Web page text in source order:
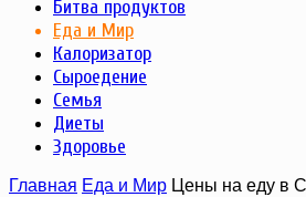
Битва продуктов
Еда и Мир
Калоризатор
Сыроедение
Семья
Диеты
Здоровье
Главная Еда и Мир Цены на еду в